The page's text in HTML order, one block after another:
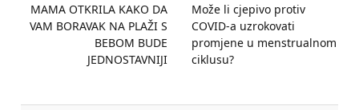
MAMA OTKRILA KAKO DA
VAM BORAVAK NA PLAŽI S
BEBOM BUDE
JEDNOSTAVNIJI
Može li cjepivo protiv
COVID-a uzrokovati
promjene u menstrualnom
ciklusu?